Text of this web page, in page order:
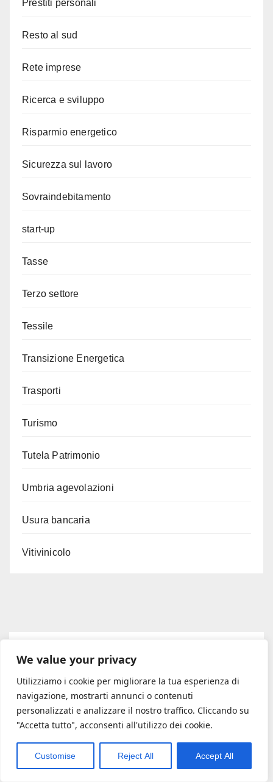
We value your privacy
Utilizziamo i cookie per migliorare la tua esperienza di
navigazione, mostrarti annunci o contenuti
personalizzati e analizzare il nostro traffico. Cliccando su
"Accetta tutto", acconsenti all'utilizzo dei cookie.
Customise Reject All Accept All
Prestiti personali
Resto al sud
Rete imprese
Ricerca e sviluppo
Risparmio energetico
Sicurezza sul lavoro
Sovraindebitamento
start-up
Tasse
Terzo settore
Tessile
Transizione Energetica
Trasporti
Turismo
Tutela Patrimonio
Umbria agevolazioni
Usura bancaria
Vitivinicolo
You missed
#ADESSONEWS
Ucraina, il futuro del conflitto
passa dalla battaglia dei cieli:
droni per contrastare